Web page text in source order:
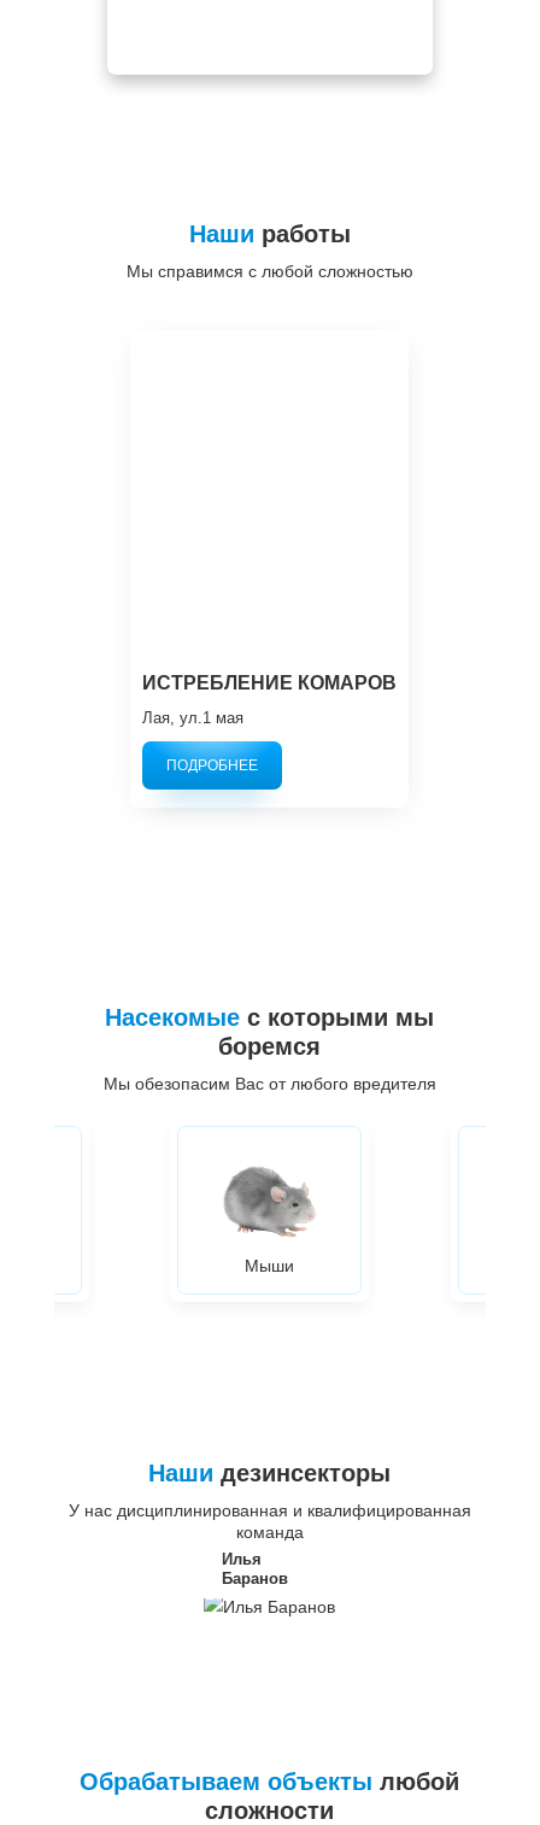
Наши работы
Мы справимся с любой сложностью
ИСТРЕБЛЕНИЕ КОМАРОВ
Лая, ул.1 мая
ПОДРОБНЕЕ
Насекомые с которыми мы
боремся
Мы обезопасим Вас от любого вредителя
Мыши
Наши дезинсекторы
У нас дисциплинированная и квалифицированная
команда
Илья
Баранов
Обрабатываем объекты любой
сложности